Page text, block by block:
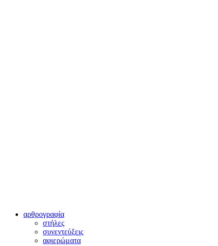
αρθρογραφία
στήλες
συνεντεύξεις
αφιερώματα